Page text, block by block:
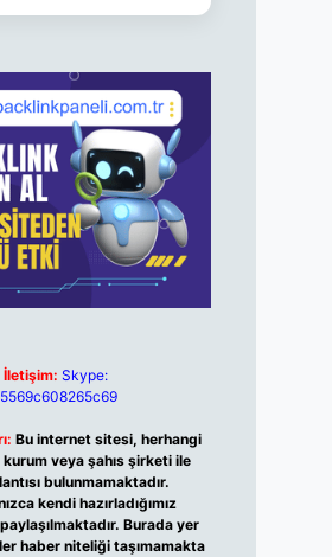
İletişim: Skype:
Bu internet sitesi, herhangi
veya şahıs şirketi ile
bulunmamaktadır.
kendi hazırladığımız
Burada yer
haber niteliği taşımamakta